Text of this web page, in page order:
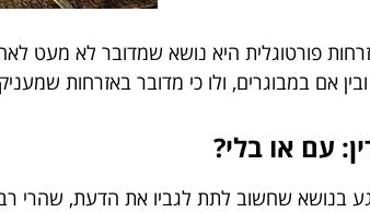
פורטוגלית היא נושא שמדובר לא מעט
אם במבוגרים, ולו כי מדובר באזרחות
עם או בלי?
בנושא שחשוב לתת לגביו את הדעת, שהרי